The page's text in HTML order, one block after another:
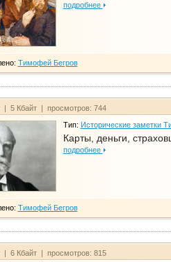
подробнее
Тимофей Бегров
| 5 Кбайт | просмотров: 744
Тип: Исторические заметки
Карты, деньги,
подробнее
Тимофей Бегров
| 6 Кбайт | просмотров: 815